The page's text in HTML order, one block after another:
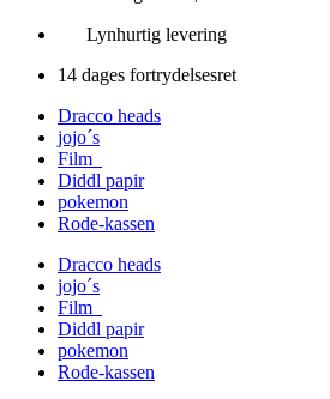
Lynhurtig levering
14 dages fortrydelsesret
Dracco heads
jojo´s
Film
Diddl papir
pokemon
Rode-kassen
Dracco heads
jojo´s
Film
Diddl papir
pokemon
Rode-kassen